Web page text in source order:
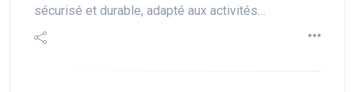
sécurisé et durable, adapté aux activités…